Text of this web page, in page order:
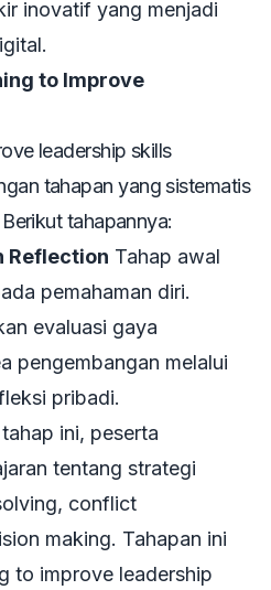
inovatif yang menjadi
to Improve
leadership skills
tahapan yang sistematis
tahapannya:
Reflection Tahap awal
pemahaman diri.
evaluasi gaya
pengembangan melalui
pribadi.
ini, peserta
tentang strategi
conflict
making. Tahapan ini
to improve leadership